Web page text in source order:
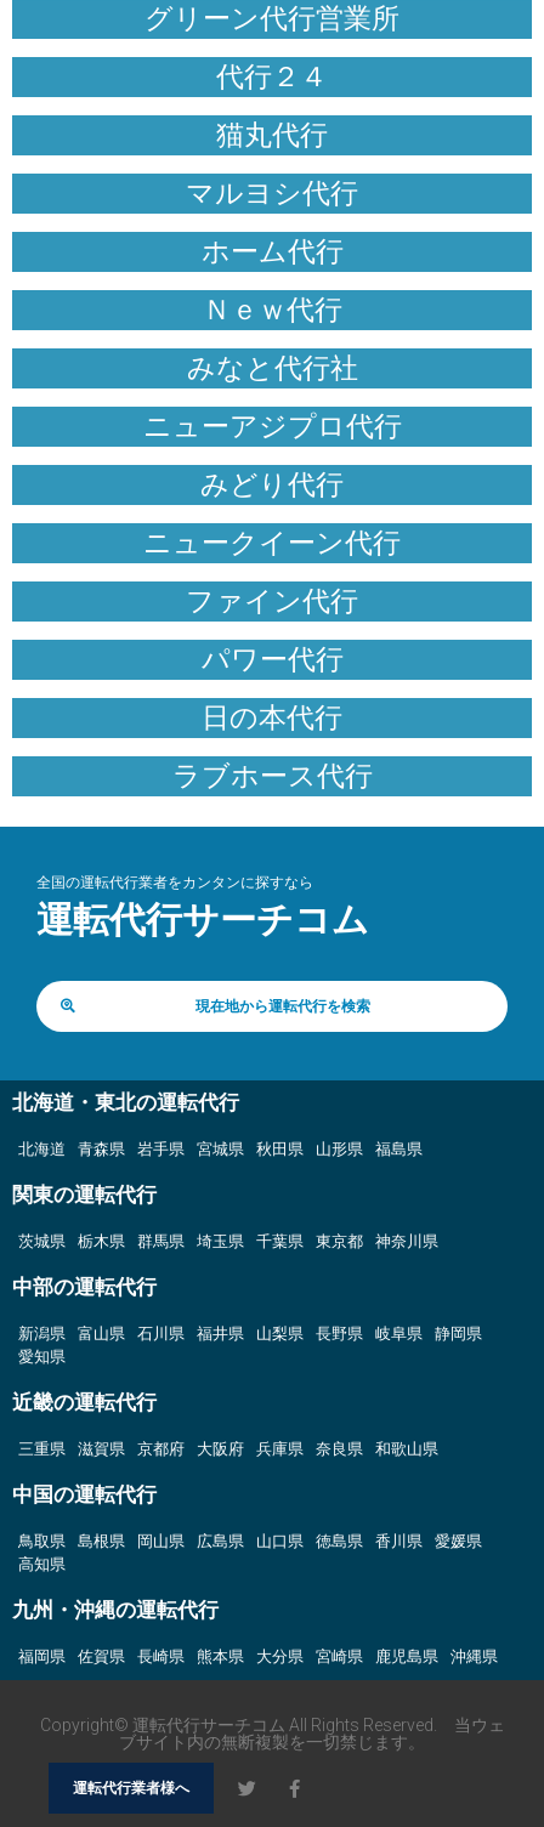
グリーン代行営業所
代行２４
猫丸代行
マルヨシ代行
ホーム代行
Ｎｅｗ代行
みなと代行社
ニューアジプロ代行
みどり代行
ニュークイーン代行
ファイン代行
パワー代行
日の本代行
ラブホース代行
全国の運転代行業者をカンタンに探すなら
運転代行サーチコム
現在地から運転代行を検索
北海道・東北の運転代行
北海道 青森県 岩手県 宮城県 秋田県 山形県 福島県
関東の運転代行
茨城県 栃木県 群馬県 埼玉県 千葉県 東京都 神奈川県
中部の運転代行
新潟県 富山県 石川県 福井県 山梨県 長野県 岐阜県
静岡県
愛知県
近畿の運転代行
三重県 滋賀県 京都府 大阪府 兵庫県 奈良県 和歌山県
中国の運転代行
鳥取県 島根県 岡山県 広島県 山口県 徳島県 香川県
愛媛県
高知県
九州・沖縄の運転代行
福岡県 佐賀県 長崎県 熊本県 大分県 宮崎県 鹿児島県 沖縄県
Copyright© 運転代行サーチコム All Rights Reserved. 当ウェ
ブサイト内の無断複製を一切禁じます。
運転代行業者様へ